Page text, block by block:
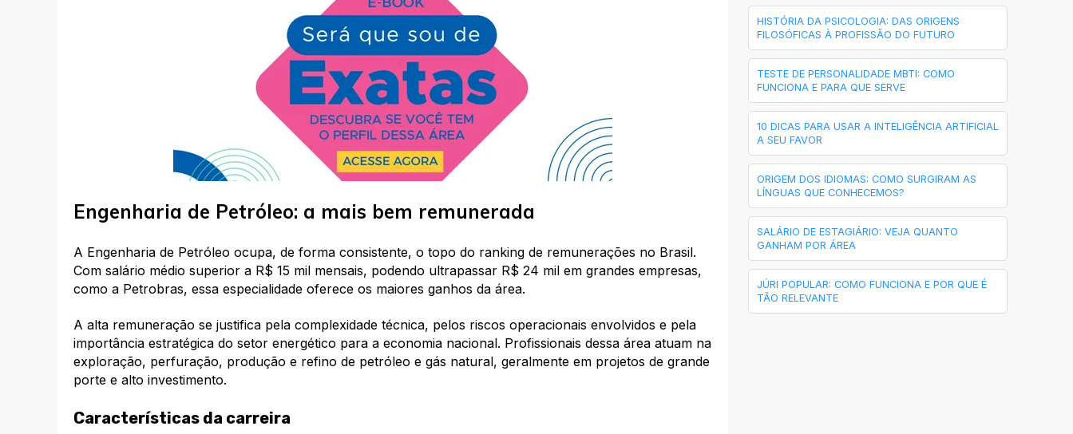
Engenharia de Petróleo: a mais bem remunerada
A Engenharia de Petróleo ocupa, de forma consistente, o topo do ranking de remunerações no Brasil.
Com salário médio superior a R$ 15 mil mensais, podendo ultrapassar R$ 24 mil em grandes empresas,
como a Petrobras, essa especialidade oferece os maiores ganhos da área.
A alta remuneração se justifica pela complexidade técnica, pelos riscos operacionais envolvidos e pela
importância estratégica do setor energético para a economia nacional. Profissionais dessa área atuam na
exploração, perfuração, produção e refino de petróleo e gás natural, geralmente em projetos de grande
porte e alto investimento.
Características da carreira
HISTÓRIA DA PSICOLOGIA: DAS ORIGENS
FILOSÓFICAS À PROFISSÃO DO FUTURO
TESTE DE PERSONALIDADE MBTI: COMO
FUNCIONA E PARA QUE SERVE
10 DICAS PARA USAR A INTELIGÊNCIA ARTIFICIAL
A SEU FAVOR
ORIGEM DOS IDIOMAS: COMO SURGIRAM AS
LÍNGUAS QUE CONHECEMOS?
SALÁRIO DE ESTAGIÁRIO: VEJA QUANTO
GANHAM POR ÁREA
JÚRI POPULAR: COMO FUNCIONA E POR QUE É
TÃO RELEVANTE